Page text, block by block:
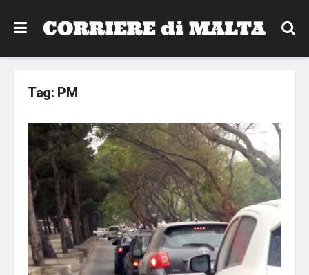
Tag: PM